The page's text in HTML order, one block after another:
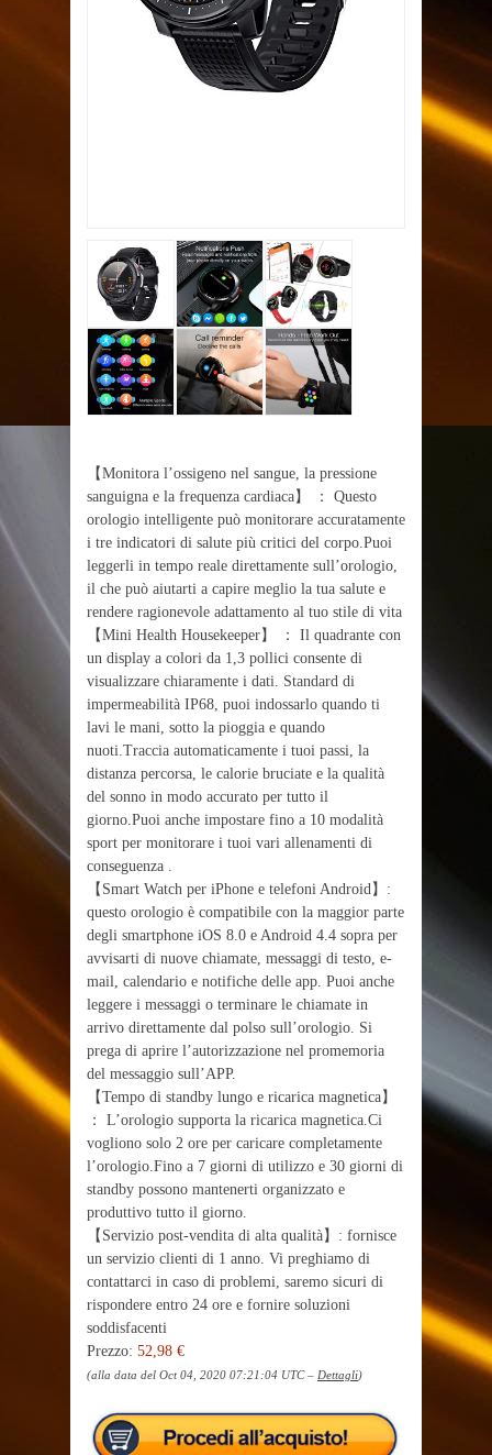
【Monitora l’ossigeno nel sangue, la pressione
sanguigna e la frequenza cardiaca】 ： Questo
orologio intelligente può monitorare accuratamente
i tre indicatori di salute più critici del corpo.Puoi
leggerli in tempo reale direttamente sull’orologio,
il che può aiutarti a capire meglio la tua salute e
rendere ragionevole adattamento al tuo stile di vita
【Mini Health Housekeeper】 ： Il quadrante con
un display a colori da 1,3 pollici consente di
visualizzare chiaramente i dati. Standard di
impermeabilità IP68, puoi indossarlo quando ti
lavi le mani, sotto la pioggia e quando
nuoti.Traccia automaticamente i tuoi passi, la
distanza percorsa, le calorie bruciate e la qualità
del sonno in modo accurato per tutto il
giorno.Puoi anche impostare fino a 10 modalità
sport per monitorare i tuoi vari allenamenti di
conseguenza .
【Smart Watch per iPhone e telefoni Android】:
questo orologio è compatibile con la maggior parte
degli smartphone iOS 8.0 e Android 4.4 sopra per
avvisarti di nuove chiamate, messaggi di testo, e-
mail, calendario e notifiche delle app. Puoi anche
leggere i messaggi o terminare le chiamate in
arrivo direttamente dal polso sull’orologio. Si
prega di aprire l’autorizzazione nel promemoria
del messaggio sull’APP.
【Tempo di standby lungo e ricarica magnetica】
： L’orologio supporta la ricarica magnetica.Ci
vogliono solo 2 ore per caricare completamente
l’orologio.Fino a 7 giorni di utilizzo e 30 giorni di
standby possono mantenerti organizzato e
produttivo tutto il giorno.
【Servizio post-vendita di alta qualità】: fornisce
un servizio clienti di 1 anno. Vi preghiamo di
contattarci in caso di problemi, saremo sicuri di
rispondere entro 24 ore e fornire soluzioni
soddisfacenti
Prezzo: 52,98 €
(alla data del Oct 04, 2020 07:21:04 UTC – Dettagli)